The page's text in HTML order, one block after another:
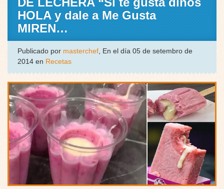
HOLA y dale a Me Gusta
MIREN…
Publicado por masterchef, En el día 05 de setembro de
2014 en Recetas